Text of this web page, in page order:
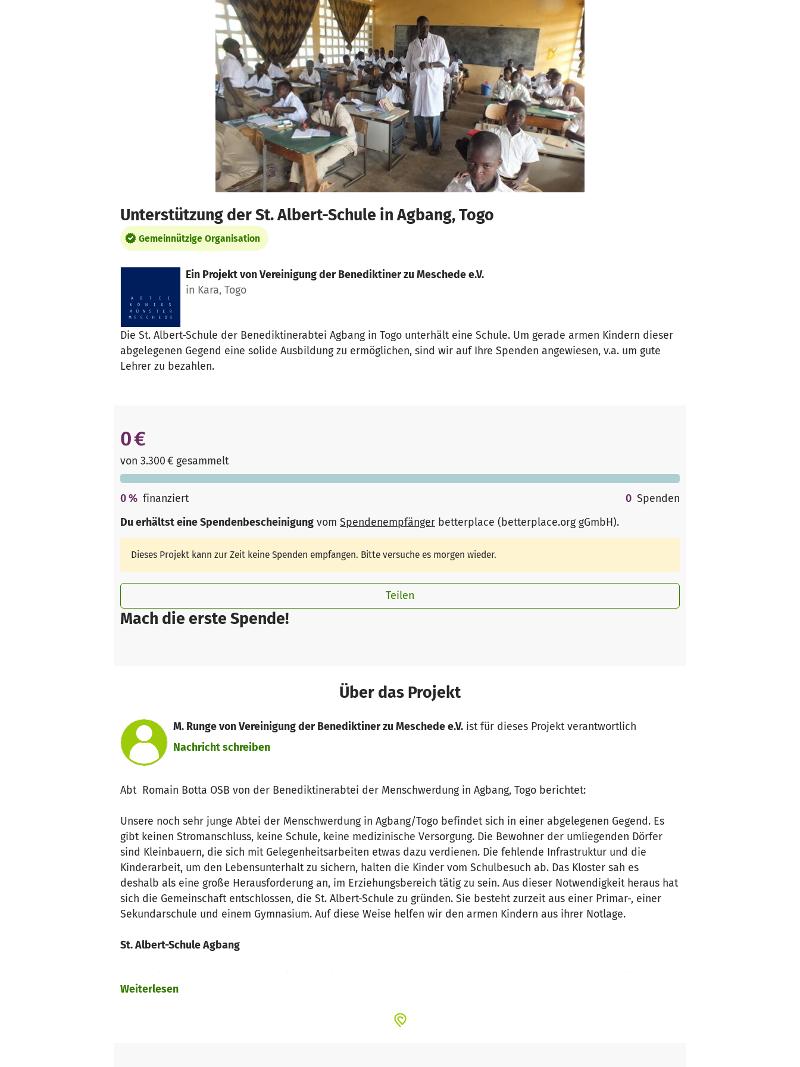
Unterstützung der St. Albert-Schule in Agbang, Togo
Gemeinnützige Organisation
Ein Projekt vonVereinigung der Benediktiner zu Meschede e.V.
in Kara, Togo
Die St. Albert-Schule der Benediktinerabtei Agbang in Togo unterhält eine Schule. Um gerade armen Kindern dieser
abgelegenen Gegend eine solide Ausbildung zu ermöglichen, sind wir auf Ihre Spenden angewiesen, v.a. um gute
Lehrer zu bezahlen.
Mach die erste Spende!
0 €
von 3.300 € gesammelt
0% finanziert 0 Spenden
Du erhältst eine Spendenbescheinigung vom Spendenempfänger betterplace (betterplace.org gGmbH).
Dieses Projekt kann zur Zeit keine Spenden empfangen. Bitte versuche es morgen wieder.
Teilen
Über das Projekt
M. Runge von Vereinigung der Benediktiner zu Meschede e.V.ist für dieses Projekt verantwortlich
Nachricht schreiben
Abt Romain Botta OSB von der Benediktinerabtei der Menschwerdung in Agbang, Togo berichtet:
Unsere noch sehr junge Abtei der Menschwerdung in Agbang/Togo befindet sich in einer abgelegenen Gegend. Es
gibt keinen Stromanschluss, keine Schule, keine medizinische Versorgung. Die Bewohner der umliegenden Dörfer
sind Kleinbauern, die sich mit Gelegenheitsarbeiten etwas dazu verdienen. Die fehlende Infrastruktur und die
Kinderarbeit, um den Lebensunterhalt zu sichern, halten die Kinder vom Schulbesuch ab. Das Kloster sah es
deshalb als eine große Herausforderung an, im Erziehungsbereich tätig zu sein. Aus dieser Notwendigkeit heraus hat
sich die Gemeinschaft entschlossen, die St. Albert-Schule zu gründen. Sie besteht zurzeit aus einer Primar-, einer
Sekundarschule und einem Gymnasium. Auf diese Weise helfen wir den armen Kindern aus ihrer Notlage.
St. Albert-Schule Agbang
Kinder zur Schule zu schicken. Sie hätten sie lieber daheim behalten, um auf den Feldern zu arbeiten und die Kühe
Bedingung, dass sie kein Schulgeld zu bezahlen haben. Wir sind überzeugt, dass die zukünftige Generation ohne
Weiterlesen